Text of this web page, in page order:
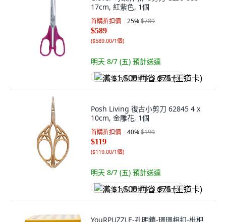
17cm, 紅紫色, 1個
首購折扣價 25%$789
$589
($589.00/1個)
明天 8/7 (五) 預計送達
满 $1,500 再省 $75 (王道卡)
Posh Living 復古小剪刀 62845 4 x
10cm, 金雕花, 1個
首購折扣價 40%$199
$119
($119.00/1個)
明天 8/7 (五) 預計送達
满 $1,500 再省 $75 (王道卡)
YouRPUZZLE-孔明鎖-環環相扣-枇杷